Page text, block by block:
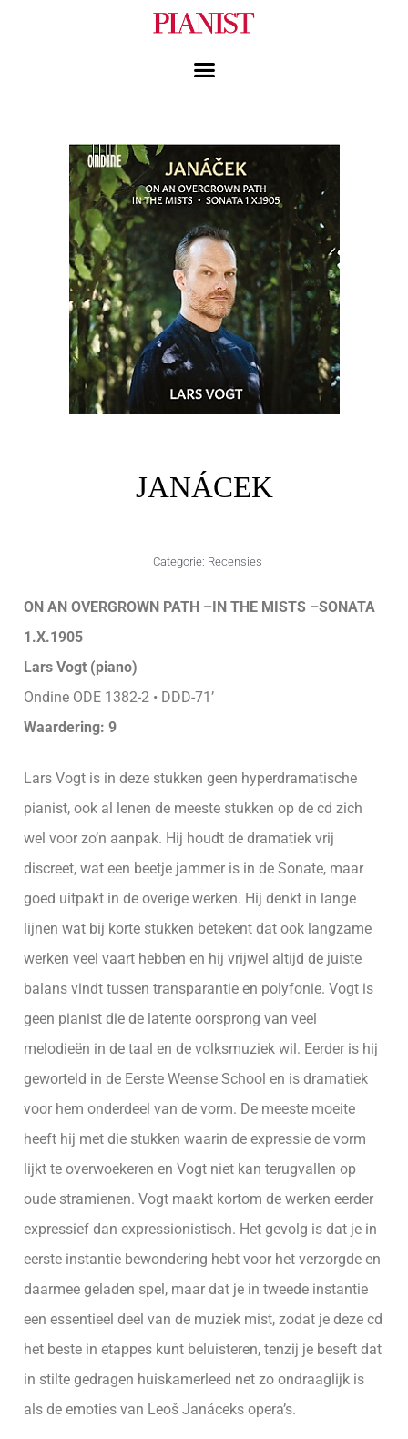
JANÁCEK
Categorie: Recensies
ON AN OVERGROWN PATH –IN THE MISTS –SONATA
1.X.1905
Lars Vogt (piano)
Ondine ODE 1382-2 • DDD-71’
Waardering: 9
Lars Vogt is in deze stukken geen hyperdramatische
pianist, ook al lenen de meeste stukken op de cd zich
wel voor zo’n aanpak. Hij houdt de dramatiek vrij
discreet, wat een beetje jammer is in de Sonate, maar
goed uitpakt in de overige werken. Hij denkt in lange
lijnen wat bij korte stukken betekent dat ook langzame
werken veel vaart hebben en hij vrijwel altijd de juiste
balans vindt tussen transparantie en polyfonie. Vogt is
geen pianist die de latente oorsprong van veel
melodieën in de taal en de volksmuziek wil. Eerder is hij
geworteld in de Eerste Weense School en is dramatiek
voor hem onderdeel van de vorm. De meeste moeite
heeft hij met die stukken waarin de expressie de vorm
lijkt te overwoekeren en Vogt niet kan terugvallen op
oude stramienen. Vogt maakt kortom de werken eerder
expressief dan expressionistisch. Het gevolg is dat je in
eerste instantie bewondering hebt voor het verzorgde en
daarmee geladen spel, maar dat je in tweede instantie
een essentieel deel van de muziek mist, zodat je deze cd
het beste in etappes kunt beluisteren, tenzij je beseft dat
in stilte gedragen huiskamerleed net zo ondraaglijk is
als de emoties van Leoš Janáceks opera’s.